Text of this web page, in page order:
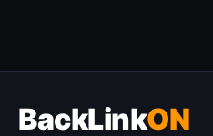
BackLinkON